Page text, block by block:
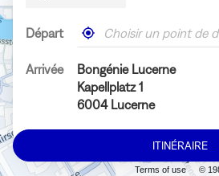
Terms of use ©
Départ
,
un
magasin
Bongénie
À
Arrivée
Bongénie Lucerne
Kapellplatz 1
6004 Lucerne
ITINÉRAIRE